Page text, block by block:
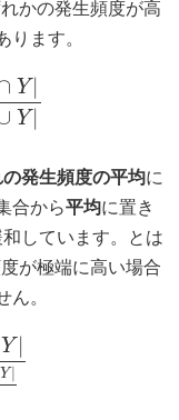
かの発生頻度が高
ります。
Y∣
Y∣
発生頻度の平均に
合から平均に置き
しています。とは
が極端に高い場合
ん。
Y∣
∣Y∣